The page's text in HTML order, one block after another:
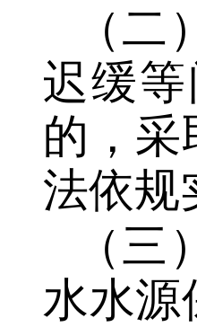
（
迟缓
的，采
法依规
（
水水源